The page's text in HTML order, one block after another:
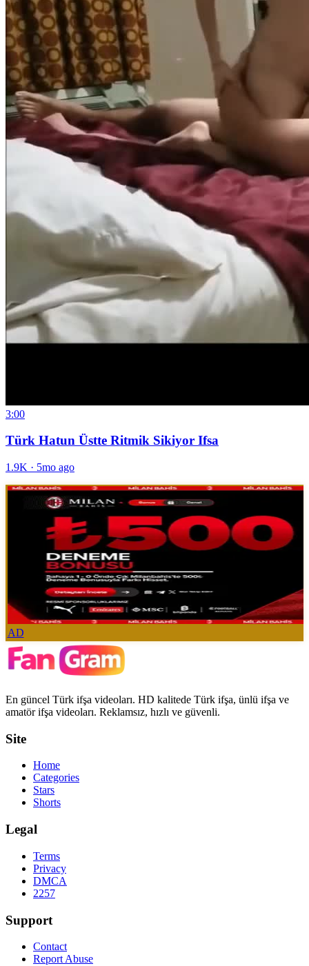
3:00
Türk Hatun Üstte Ritmik Sikiyor Ifsa
1.9K · 5mo ago
AD
En güncel Türk ifşa videoları. HD kalitede Türk ifşa, ünlü ifşa ve
amatör ifşa videoları. Reklamsız, hızlı ve güvenli.
Site
Home
Categories
Stars
Shorts
Legal
Terms
Privacy
DMCA
2257
Support
Contact
Report Abuse